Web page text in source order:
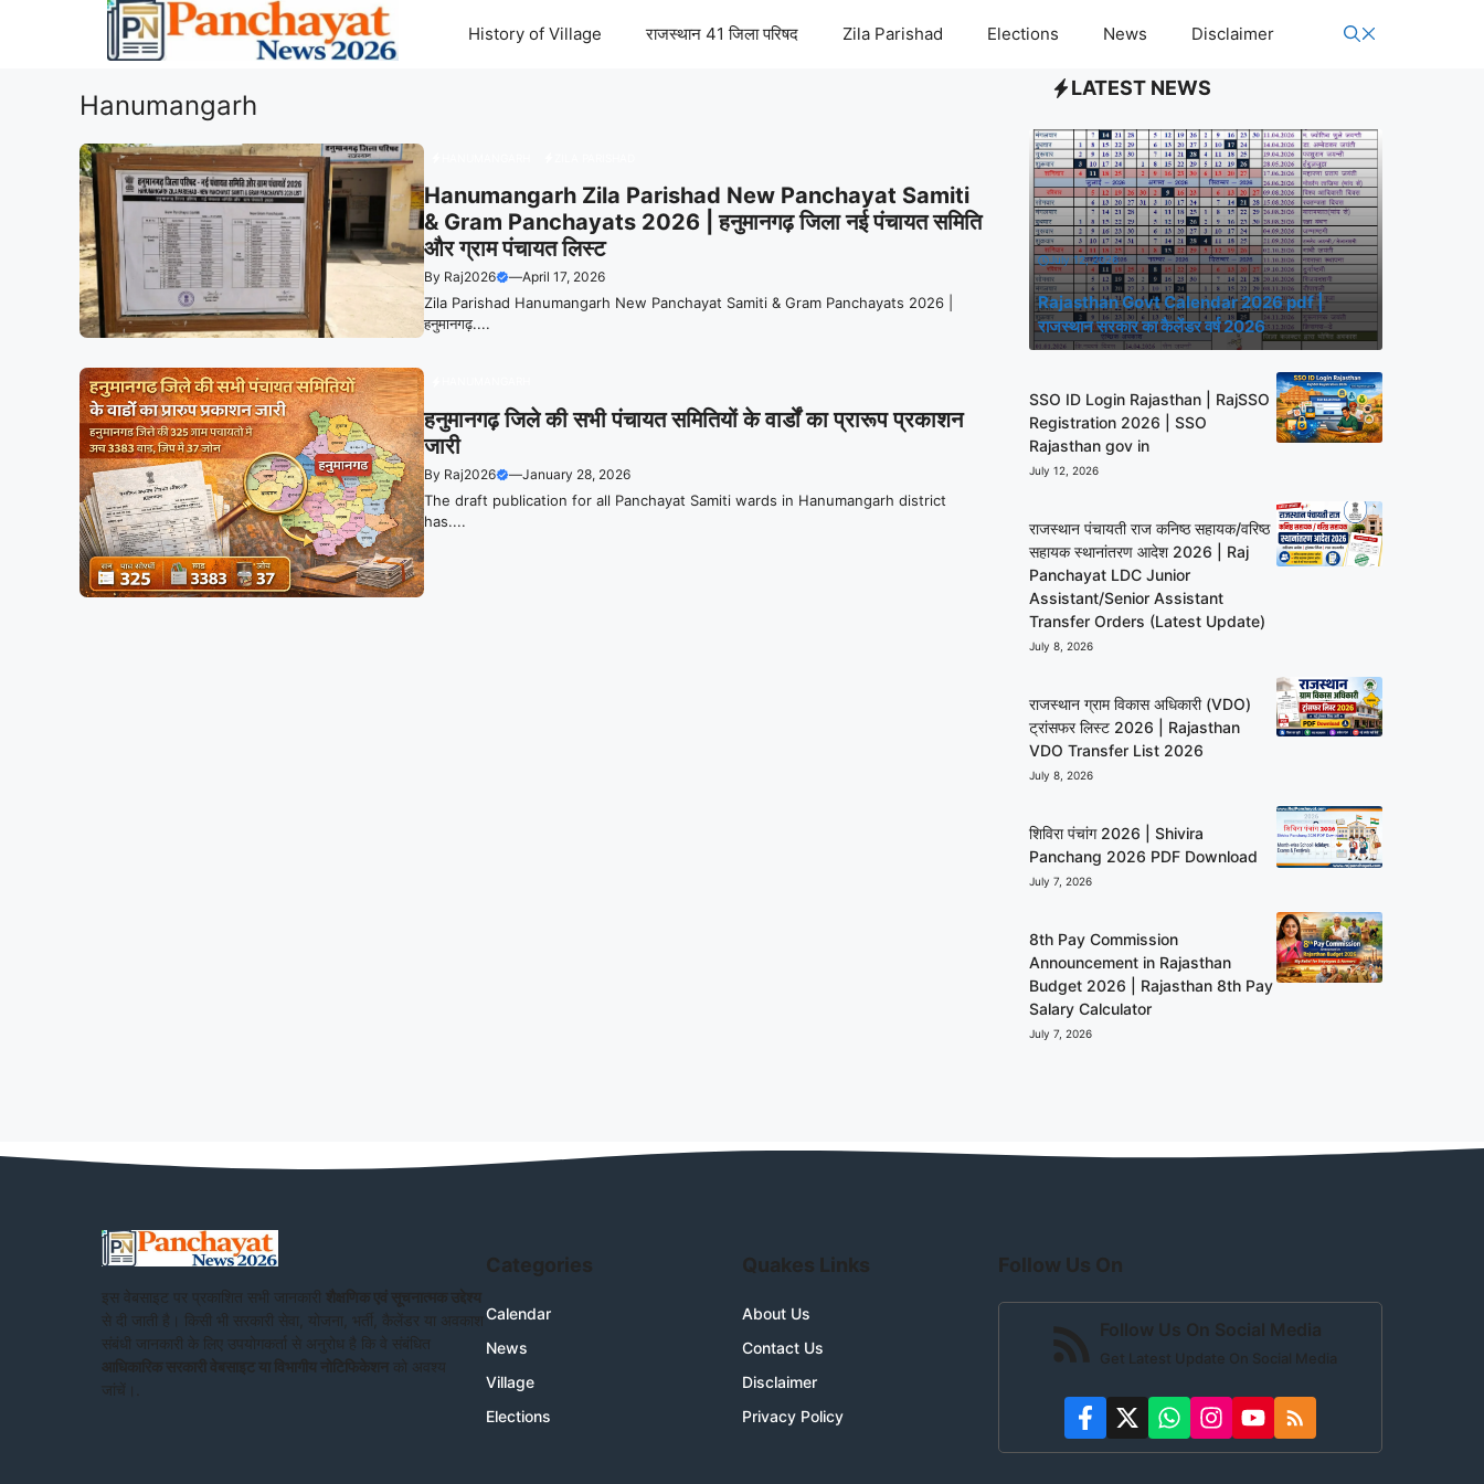
History of Village राजस्थान 41 जिला परिषद Zila Parishad Elections News Disclaimer
Hanumangarh
Hanumangarh Zila Parishad New Panchayat Samiti
& Gram Panchayats 2026 | हनुमानगढ़ जिला नई पंचायत समिति
और ग्राम पंचायत लिस्ट
By Raj2026 —April 17, 2026
Zila Parishad Hanumangarh New Panchayat Samiti & Gram Panchayats 2026 |
हनुमानगढ़....
हनुमानगढ़ जिले की सभी पंचायत समितियों के वार्डों का प्रारूप प्रकाशन
जारी
By Raj2026 —January 28, 2026
The draft publication for all Panchayat Samiti wards in Hanumangarh district
has....
LATEST NEWS
July 12, 2026
Rajasthan Govt Calendar 2026 pdf |
राजस्थान सरकार का कैलेंडर वर्ष 2026
SSO ID Login Rajasthan | RajSSO
Registration 2026 | SSO
Rajasthan gov in
July 12, 2026
राजस्थान पंचायती राज कनिष्ठ सहायक/वरिष्ठ
सहायक स्थानांतरण आदेश 2026 | Raj
Panchayat LDC Junior
Assistant/Senior Assistant
Transfer Orders (Latest Update)
July 8, 2026
राजस्थान ग्राम विकास अधिकारी (VDO)
ट्रांसफर लिस्ट 2026 | Rajasthan
VDO Transfer List 2026
July 8, 2026
शिविरा पंचांग 2026 | Shivira
Panchang 2026 PDF Download
July 7, 2026
8th Pay Commission
Announcement in Rajasthan
Budget 2026 | Rajasthan 8th Pay
Salary Calculator
July 7, 2026
इस वेबसाइट पर प्रकाशित सभी जानकारी शैक्षणिक एवं सूचनात्मक उद्देश्य
से दी जाती है। किसी भी सरकारी सेवा, योजना, भर्ती, कैलेंडर या अवकाश
संबंधी जानकारी के लिए उपयोगकर्ता से अनुरोध है कि वे संबंधित
आधिकारिक सरकारी वेबसाइट या विभागीय नोटिफिकेशन को अवश्य
जांचें।.
Categories
Calendar
News
Village
Elections
Quakes Links
About Us
Contact Us
Disclaimer
Privacy Policy
Follow Us On
Follow Us On Social Media
Get Latest Update On Social Media